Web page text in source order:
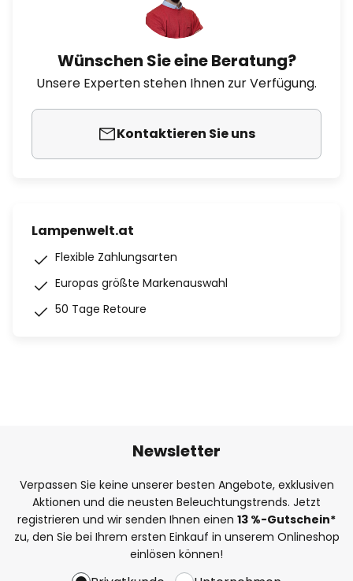
Wünschen Sie eine Beratung?
Unsere Experten stehen Ihnen zur Verfügung.
Kontaktieren Sie uns
Lampenwelt.at
Flexible Zahlungsarten
Europas größte Markenauswahl
50 Tage Retoure
Newsletter
Verpassen Sie keine unserer besten Angebote, exklusiven
Aktionen und die neusten Beleuchtungstrends. Jetzt
registrieren und wir senden Ihnen einen 13 %-Gutschein*
zu, den Sie bei Ihrem ersten Einkauf in unserem Onlineshop
einlösen können!